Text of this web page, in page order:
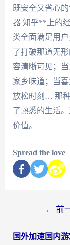
既安全又省心
器 知乎**上的
类全面满足用
了打破那道无
容清晰可见；
家乡味道；当
放松时刻… 那
了熟悉的生活
价值。
Spread the love
← 前
国外加速国内